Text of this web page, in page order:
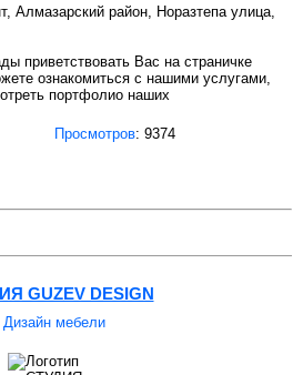
Алмазарский район, Норазтепа улица,
приветствовать Вас на страничке
ознакомиться с нашими услугами,
портфолио наших
Просмотров: 9374
GUZEV DESIGN
Дизайн мебели